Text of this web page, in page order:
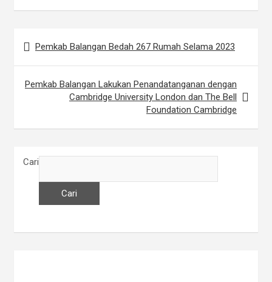
N
a
g
Pemkab Balangan Bedah 267 Rumah Selama 2023
Pemkab Balangan Lakukan Penandatanganan dengan
Cambridge University London dan The Bell
Foundation Cambridge
Cari
Cari